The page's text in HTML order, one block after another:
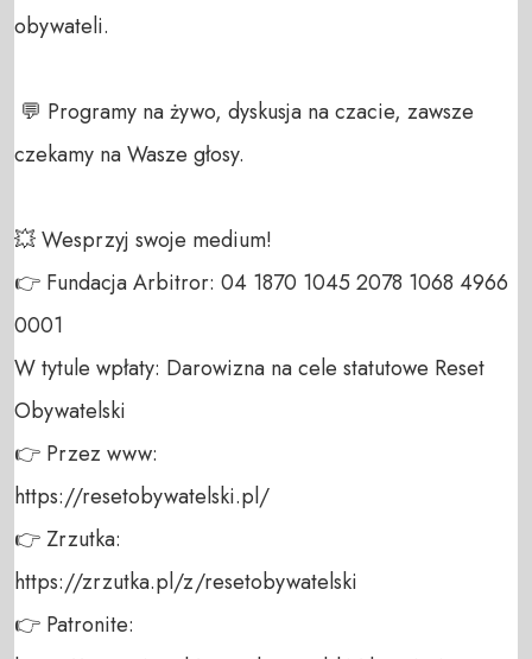
obywateli.
czekamy na Wasze głosy.
💥 Wesprzyj swoje medium!
👉 Fundacja Arbitror: 04 1870 1045 2078 1068 4966
0001
W tytule wpłaty: Darowizna na cele statutowe Reset
Obywatelski
👉 Przez www:
https://resetobywatelski.pl/
👉 Zrzutka:
https://zrzutka.pl/z/resetobywatelski
👉 Patronite: